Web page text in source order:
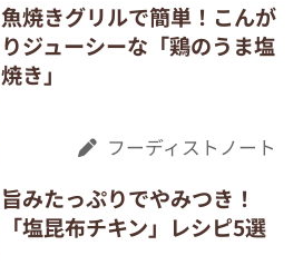
魚焼きグリルで簡単！こんが
りジューシーな「鶏のうま塩
焼き」
フーディストノート
旨みたっぷりでやみつき！
「塩昆布チキン」レシピ5選